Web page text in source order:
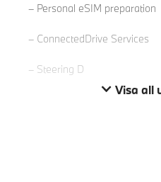
Personal eSIM preparation
ConnectedDrive Services
Steering D
Visa all